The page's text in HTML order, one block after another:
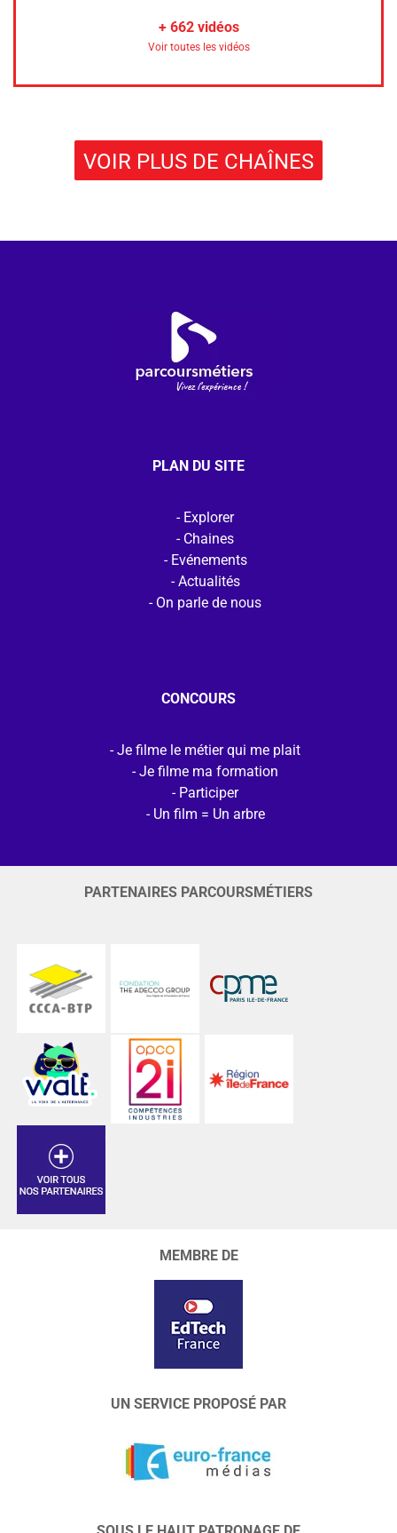
+ 662vidéos
Voir toutes les vidéos
VOIR PLUS DE CHAÎNES
PLAN DU SITE
Explorer
Chaines
Evénements
Actualités
On parle de nous
CONCOURS
Je filme le métier qui me plait
Je filme ma formation
Participer
Un film = Un arbre
PARTENAIRES PARCOURSMÉTIERS
MEMBRE DE
UN SERVICE PROPOSÉ PAR